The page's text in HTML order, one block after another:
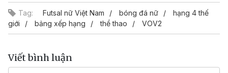
Tag: Futsal nữ Việt Nam bóng đá nữ
hạng 4 thế
giới
bảng xếp hạng thể thao VOV2
Viết bình luận